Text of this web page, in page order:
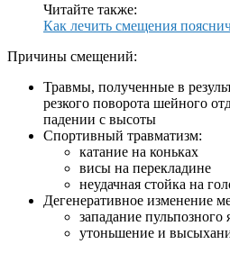
Читайте также:
Как лечить смещения
Причины смещений:
Травмы, полученные в
резкого поворота шейного
падении с высоты
Спортивный травматизм:
катание на коньках
висы на перекладине
неудачная стойка на
Дегенеративное изменение
западание пульпозного
утоньшение и